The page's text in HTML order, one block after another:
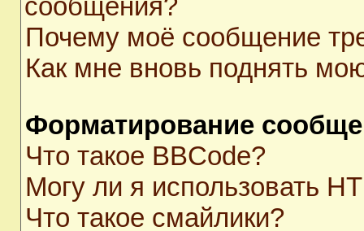
сообщения?
Почему моё сообщение
Как мне вновь поднять
Форматирование
Что такое BBCode?
Могу ли я использовать
Что такое смайлики?